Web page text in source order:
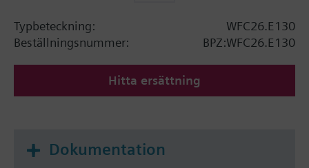
Siemeca M-bussmätsystemet.
Denna typ av anläggning används i:
Flerfamiljshus
Kontors- och förvaltningsbyggnader
Bostadsrätts- och hyresgästföreningar
Typbeteckning:
WFC26.E130
Beställningsnummer:
BPZ:WFC26.E130
Hitta ersättning
Dokumentation